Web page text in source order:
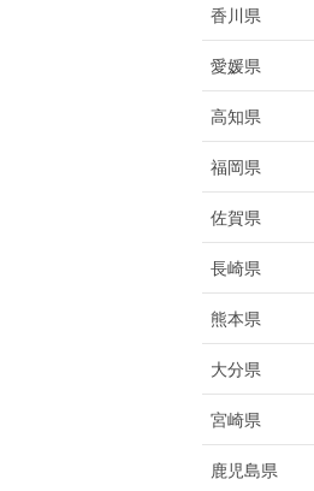
香川県
愛媛県
高知県
福岡県
佐賀県
長崎県
熊本県
大分県
宮崎県
鹿児島県